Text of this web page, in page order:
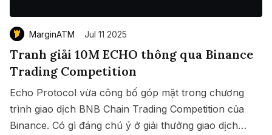
MarginATM Jul 11 2025
Tranh giải 10M ECHO thông qua Binance
Trading Competition
Echo Protocol vừa công bố góp mặt trong chương
trình giao dịch BNB Chain Trading Competition của
Binance. Có gì đáng chú ý ở giải thưởng giao dịch
SaveCopy link